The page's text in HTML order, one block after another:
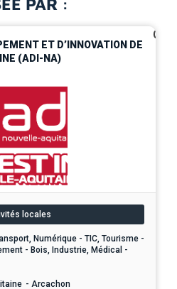
PAR :
ET D’INNOVATION DE
(ADI-NA)
0
locales
Numérique - TIC, Tourisme -
- Bois, Industrie, Médical -
- Arcachon